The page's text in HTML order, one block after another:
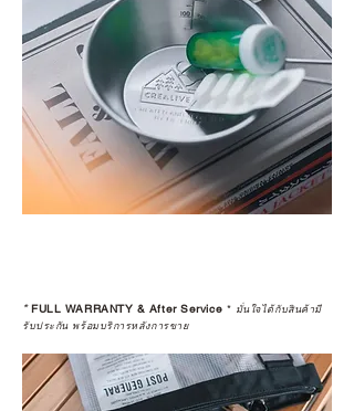
*FULL WARRANTY & After Service * มั่นใจได้กับสินค้ามี
รับประกัน พร้อมบริการหลังการขาย